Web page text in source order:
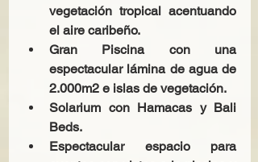
vegetación tropical acentuando
el aire caribeño.
Gran Piscina con una
espectacular lámina de agua de
2.000m2 e islas de vegetación.
Solarium con Hamacas y Bali
Beds.
Espectacular espacio para